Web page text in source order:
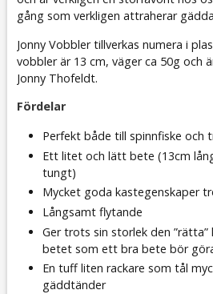
gång som verkligen attraherar
Jonny Vobbler tillverkas numera i
vobbler är 13 cm, väger ca 50g och
Jonny Thofeldt.
Fördelar
Perfekt både till spinnfiske och
Ett litet och lätt bete (13cm
tungt)
Mycket goda kastegenskaper
Långsamt flytande
Ger trots sin storlek den
betet som ett bra bete bör
En tuff liten rackare som tål
gäddtänder